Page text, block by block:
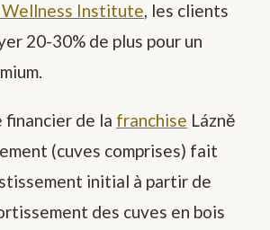
Wellness Institute, les clients
20-30% de plus pour un
financier de la franchise Lázně
(cuves comprises) fait
initial à partir de
des cuves en bois